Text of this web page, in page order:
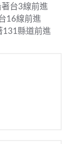
台3線前進
16線前進
131縣道前進